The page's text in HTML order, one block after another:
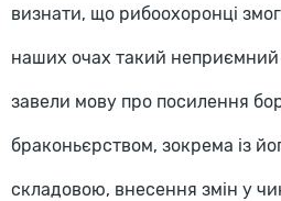
визнати, що рибоохоронці
наших очах такий неприємний
завели мову про посилення
браконьєрством, зокрема із
складовою, внесення змін у